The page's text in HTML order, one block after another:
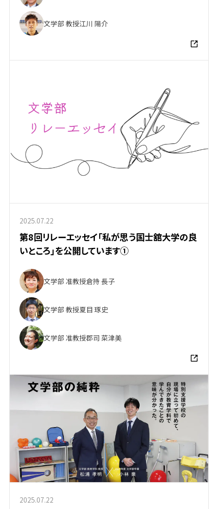
文学部 教授江川 陽介
2025.07.22
第8回リレーエッセイ「私が思う国士舘大学の良
いところ」を公開しています①
文学部 准教授倉持 長子
文学部 教授夏目 琢史
文学部 准教授郡司 菜津美
2025.07.22